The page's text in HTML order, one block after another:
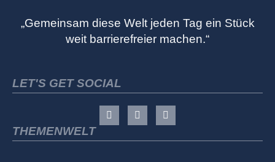
„Gemeinsam diese Welt jeden Tag ein Stück
weit barrierefreier machen.“
LET'S GET SOCIAL
THEMENWELT